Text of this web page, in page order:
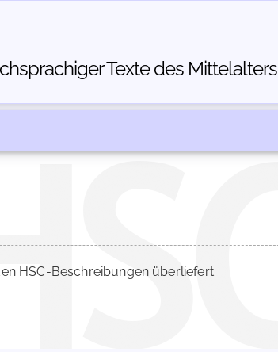
Texte des Mittelalters
HSC-Beschreibungen überliefert: